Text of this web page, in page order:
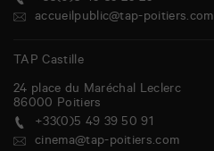
t
i
o
n
accueilpublic@tap-poitiers.com
TAP Castille
24 place du Maréchal Leclerc
86000 Poitiers
+33(0)5 49 39 50 91
cinema@tap-poitiers.com